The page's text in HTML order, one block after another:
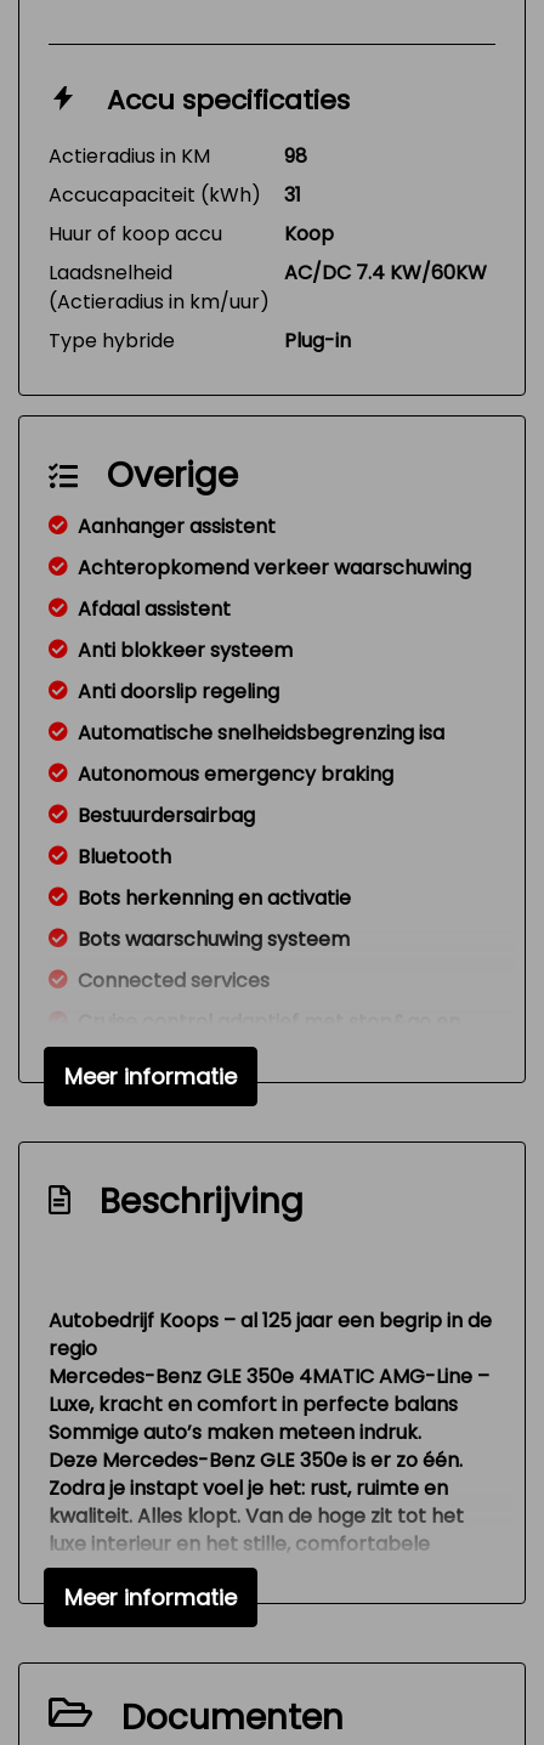
Accu specificaties
Actieradius in KM
98
Accucapaciteit (kWh)
31
Huur of koop accu
Koop
Laadsnelheid
(Actieradius in km/uur)
AC/DC 7.4 KW/60KW
Type hybride Plug-in
Overige
Aanhanger assistent
Achteropkomend verkeer waarschuwing
Afdaal assistent
Anti blokkeer systeem
Anti doorslip regeling
Automatische snelheidsbegrenzing isa
Autonomous emergency braking
Bestuurdersairbag
Bluetooth
Bots herkenning en activatie
Bots waarschuwing systeem
Connected services
stuurhulp
Dodehoek detectie
Elektrisch bedienbare achterklep met
Elektronische remkrachtverdeling
Hoofd airbag(s) achter
Hoofd airbag(s) voor
Keyless start
Knie airbag(s)
Kruisend verkeer detectie
Led mistlampen
Luchtvering en automatische
Multimedia scherm over volledige breedte
Meer informatie
Beschrijving
Autobedrijf Koops – al 125 jaar een begrip in de
regio
Mercedes-Benz GLE 350e 4MATIC AMG-Line –
Luxe, kracht en comfort in perfecte balans
Sommige auto’s maken meteen indruk.
Deze Mercedes-Benz GLE 350e is er zo één.
Zodra je instapt voel je het: rust, ruimte en
kwaliteit. Alles klopt. Van de hoge zit tot het
luxe interieur en het stille, comfortabele
rijgedrag. Dit is een auto die je niet hoeft uit te
leggen — die ervaar je.
De combinatie van de
aandrijvingen4MATIC vierwielaandrijving
Stil wanneer je dat wilt, krachtig wanneer je
Meer informatie
Documenten